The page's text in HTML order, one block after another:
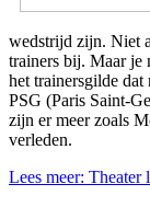
wedstrijd zijn. Niet
trainers bij. Maar je
het trainersgilde
PSG (Paris Saint-
zijn er meer zoals
verleden.
Lees meer: Theater